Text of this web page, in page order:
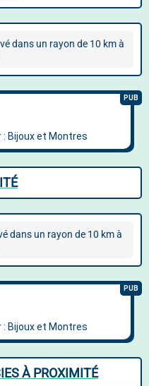
dans un rayon de 10 km à
dans un rayon de 10 km à
À PROXIMITÉ